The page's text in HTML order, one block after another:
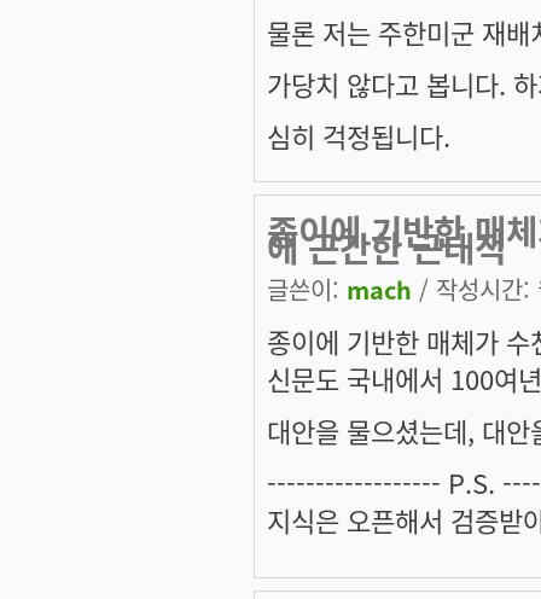
물론 저는 주한미군 재
가당치 않다고 봅니다.
심히 걱정됩니다.
종이에 기반한 매
에 근간한 근대적
글쓴이: mach / 작성시간
종이에 기반한 매체가
신문도 국내에서 100여
대안을 물으셨는데, 대
------------------ P.S.
지식은 오픈해서 검증받